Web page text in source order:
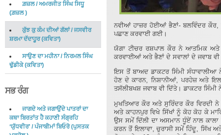
ਗ਼ਜ਼ਲ/ਅਮਰਜੀਤ ਸਿੰਘ ਸਿਧੂ
(ਗ਼ਜ਼ਲ)
ਕੁੱਝ ਕੁ ਕੰਮ ਦੀਆਂ ਗੱਲਾਂ/ ਜਸਵੀਰ
ਸ਼ਰਮਾ ਦੱਦਾਹੂਰ(ਕਵਿਤਾ)
ਸਾਉਣ ਦਾ ਮਹੀਨਾ/ਨਿਰਮਲ ਸਿੰਘ
ਢੁੱਡੀਕੇ(ਕਵਿਤਾ)
ਸਭ ਰੰਗ
ਜਾਗਦੇ ਅਤੇ ਜਗਾਉਂਦੇ ਪਾਤਰਾਂ ਦਾ
ਕਥਾ ਬਿਰਤਾਂਤ ਹੈ ਕਹਾਣੀ ਸੰਗ੍ਰਹਿ
‘ਯੁੱਧਵੀਰ’ /ਪੰਜਾਬੀਮਾਂ ਬਿਓਰੋ(ਪੁਸਤਕ
ਨਵੀਆਂ ਹਾਜ਼ਰ ਹੋਈਆਂ ਭੈਣਾਂ- ਬਲਵਿੰਦਰ ਕੌਰ,
ਪਛਾਣ ਕਰਵਾਈ ਗਈ।
ਯੋਗਾ ਟੀਚਰ ਰਸ਼ਪਾਲ ਕੌਰ ਨੇ ਆਤਮਿਕ
ਕਰਵਾਈਆਂ ਅਤੇ ਭੈਣਾਂ ਦੇ ਸਵਾਲਾਂ ਦੇ ਜਵਾਬ ਵੀ
ਇਸ ਤੋਂ ਬਾਅਦ ਡਾਕਟਰ ਸਿੰਮੀ
ਹੋਣ ਦੇ ਕਾਰਨ, ਨਿਸ਼ਾਨੀਆਂ, ਪਰਹੇਜ਼ ਅਤੇ
ਤਸੱਲੀਬਖਸ਼ ਜਵਾਬ ਵੀ ਦਿੱਤੇ। ਡਾਕਟਰ
ਮੁਖਤਿਆਰ ਕੌਰ ਅਤੇ ਸੁਰਿੰਦਰ ਕੌਰ ਵਿਰਦੀ ਨੇ
ਅਤੇ ਕਾਹਨਪੁਰ ਵਿਖੇ ਸਿੱਖਾਂ ਨੂੰ ਕੋਹ ਕੋਹ ਕੇ
ਉਸ ਸਮੇਂ ਦਿੱਲੀ ਦਾ ਅਸਮਾਨ ਧੂੰਏਂ ਨਾਲ
ਕਰਨ ਤੋਂ ਇਲਾਵਾ, ਚੁਰਾਸੀ ਸਮੇਂ ਹਿੰਦੂ, ਸਿੱਖ